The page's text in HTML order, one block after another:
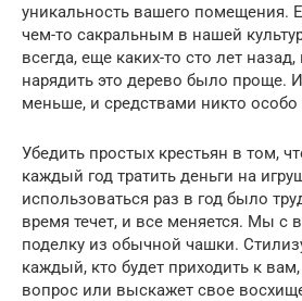
уникальность вашего помещения.
чем-то сакральным в нашей
всегда, еще каких-то сто лет
нарядить это дерево было проще.
меньше, и средствами никто особо
Убедить простых крестьян в том,
каждый год тратить деньги на
использоваться раз в год было
время течет, и все меняется. Мы с
поделку из обычной чашки.
каждый, кто будет приходить к
вопрос или выскажет свое